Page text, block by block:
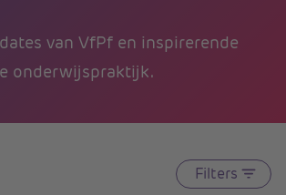
van VfPf en inspirerende
onderwijspraktijk.
Filters